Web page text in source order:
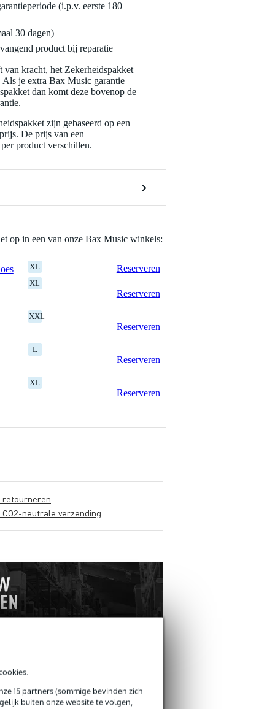
15 partners (sommige bevinden zich
buiten onze website te volgen,
(i.p.v. eerste 180
30 dagen)
product bij reparatie
kracht, het Zekerheidspakket
je extra Bax Music garantie
dan komt deze bovenop de
zijn gebaseerd op een
De prijs van een
product verschillen.
op in een van onze Bax Music winkels:
XL
Reserveren
XL
Reserveren
XXL
Reserveren
L
Reserveren
XL
Reserveren
retourneren
CO2-neutrale verzending
ANDEREN KOCHTEN
OOK